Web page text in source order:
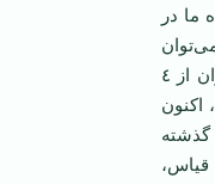
ما در
گفت. اگر جمعیت تهران از ٤
اکنون